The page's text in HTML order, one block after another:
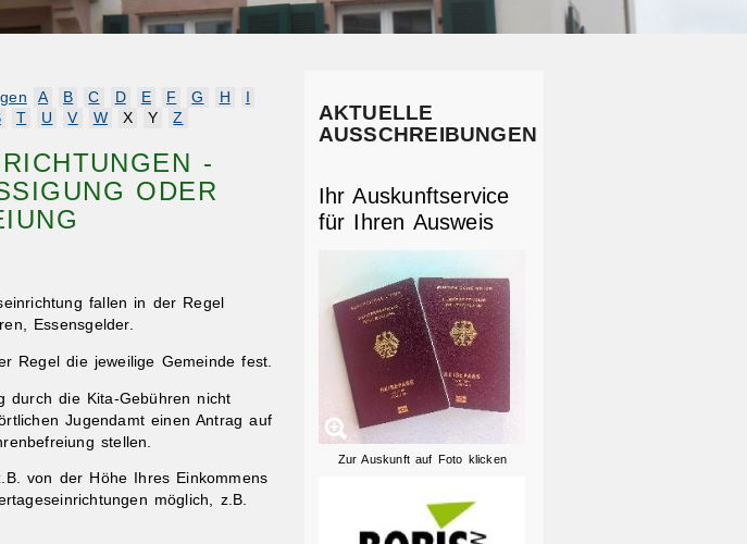
A B C D E F G H
T U V W X Y Z
-
ODER G
B
fallen in der Regel
Essensgelder.
Regel die jeweilige Gemeinde fest.
durch die Kita-Gebühren nicht
Jugendamt einen Antrag auf
stellen.
von der Höhe Ihres Einkommens
möglich, z.B.
AKTUELLE
AUSSCHREIBUNGEN
Ihr Auskunftservice
für Ihren Ausweis
Zur Auskunft auf Foto klicken